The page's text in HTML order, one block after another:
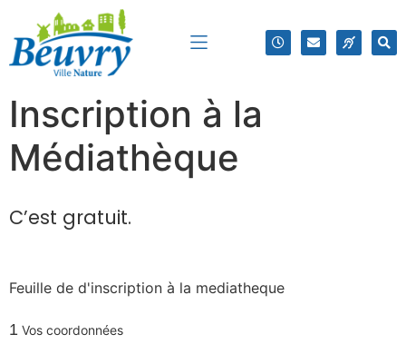
Inscription à la
Médiathèque
C’est gratuit.
Feuille de d'inscription à la mediatheque
1 Vos coordonnées